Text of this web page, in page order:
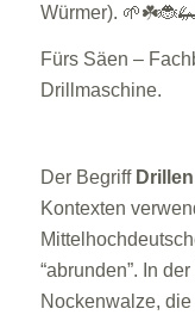
Würmer). 🌱☘️🐞🦗
Fürs Säen –
Drillmaschine.
Der Begriff Drillen
Kontexten
“abrunden”. In
Nockenwalze,